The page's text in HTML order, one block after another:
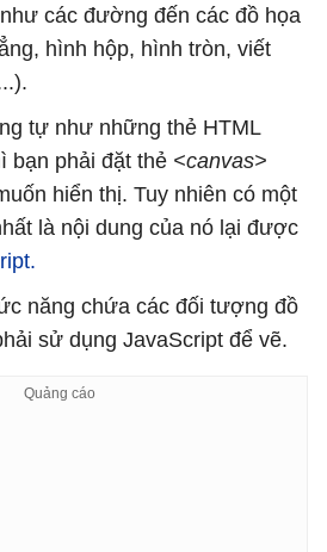
các đường đến các đồ họa
hình hộp, hình tròn, viết
tự như những thẻ HTML
bạn phải đặt thẻ <canvas>
hiển thị. Tuy nhiên có một
là nội dung của nó lại được
năng chứa các đối tượng đồ
sử dụng JavaScript để vẽ.